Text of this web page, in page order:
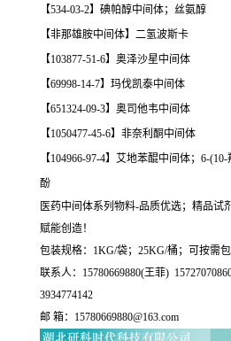
【534-03-2】碘帕醇中间体；丝氨醇
【非那雄胺中间体】二氢波斯卡
【103877-51-6】奥泽沙星中间体
【69998-14-7】玛伐凯泰中间体
【651324-09-3】奥司他韦中间体
【1050477-45-6】非奈利酮中间体
【104966-97-4】艾地苯醌中间体；6-
酚
医药中间体系列物料-品质优选；精品试
赋能创造！
包装规格：1KG/袋；25KG/桶；可按需
联系人：15780669880(王菲)
3934774142
邮 箱：15780669880@163.com